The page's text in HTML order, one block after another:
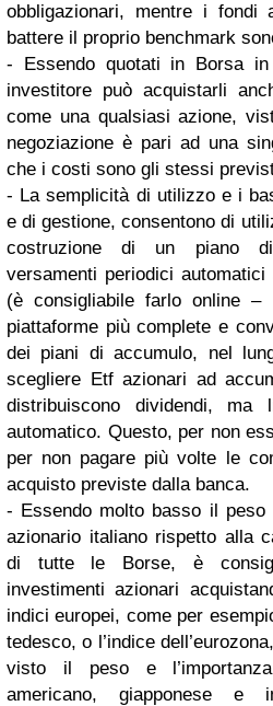
obbligazionari, mentre i fondi
battere il proprio benchmark
- Essendo quotati in Borsa
investitore può acquistarli
come una qualsiasi azione,
negoziazione è pari ad una
che i costi sono gli stessi
- La semplicità di utilizzo e i
e di gestione, consentono di
costruzione di un piano di
versamenti periodici
(è consigliabile farlo online –
piattaforme più complete e
dei piani di accumulo, nel
scegliere Etf azionari ad
distribuiscono dividendi, ma
automatico. Questo, per non
per non pagare più volte le
acquisto previste dalla banca.
- Essendo molto basso il peso
azionario italiano rispetto alla
di tutte le Borse, è
investimenti azionari
indici europei, come per
tedesco, o l’indice
visto il peso e
americano, giapponese e